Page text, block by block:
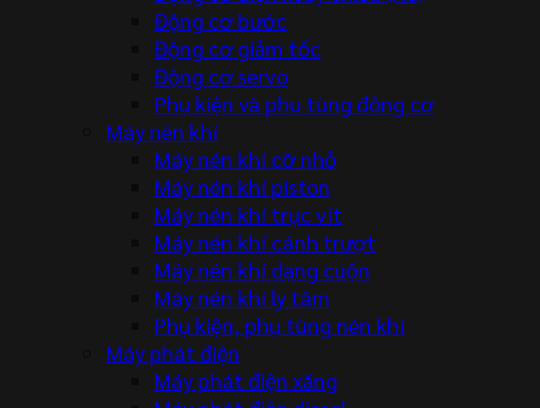
Động cơ bước
Động cơ giảm tốc
Động cơ servo
Phụ kiện và phụ tùng động cơ
Máy nén khí
Máy nén khí cỡ nhỏ
Máy nén khí piston
Máy nén khí trục vít
Máy nén khí cánh trượt
Máy nén khí dạng cuộn
Máy nén khí ly tâm
Phụ kiện, phụ tùng nén khí
Máy phát điện
Máy phát điện xăng